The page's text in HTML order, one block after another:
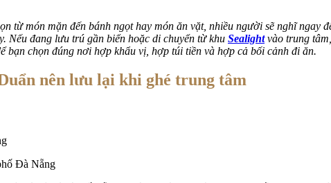
từ món mặn đến bánh ngọt hay món ăn vặt, nhiều người sẽ nghĩ ngay
Nếu đang lưu trú gần biển hoặc di chuyển từ khu Sealightvào trung
bạn chọn đúng nơi hợp khẩu vị, hợp túi tiền và hợp cả bối cảnh đi ăn.
nên lưu lại khi ghé trung tâm
Đà Nẵng